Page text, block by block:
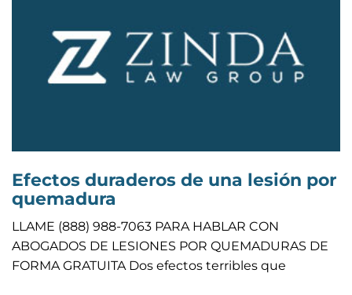
Efectos duraderos de una lesión por
quemadura
LLAME (888) 988-7063 PARA HABLAR CON
ABOGADOS DE LESIONES POR QUEMADURAS DE
FORMA GRATUITA Dos efectos terribles que